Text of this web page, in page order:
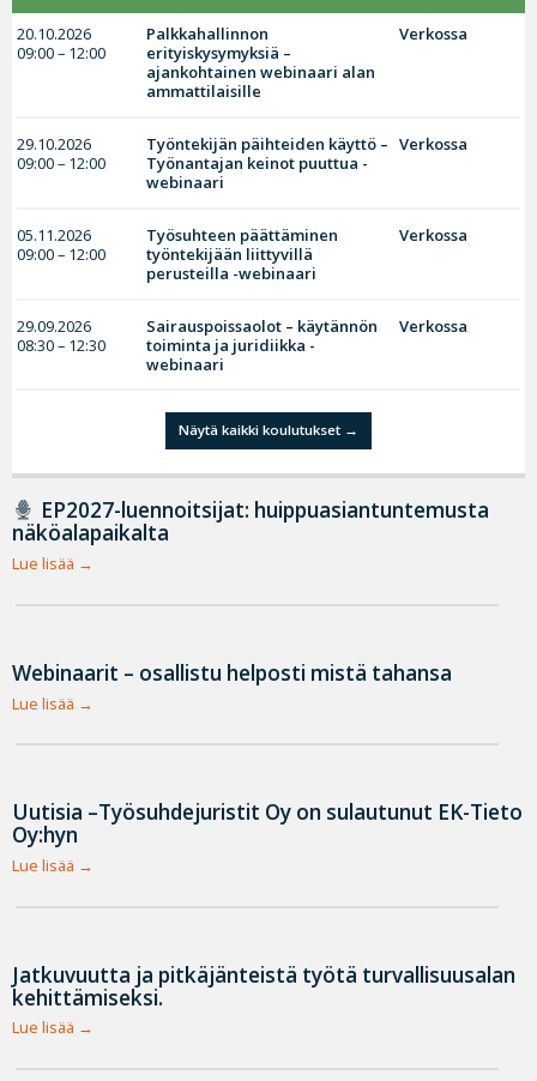
20.10.2026
09:00 – 12:00
Palkkahallinnon
erityiskysymyksiä –
ajankohtainen webinaari alan
ammattilaisille
Verkossa
29.10.2026
09:00 – 12:00
Työntekijän päihteiden käyttö –
Työnantajan keinot puuttua -
webinaari
Verkossa
05.11.2026
09:00 – 12:00
Työsuhteen päättäminen
työntekijään liittyvillä
perusteilla -webinaari
Verkossa
29.09.2026
08:30 – 12:30
Sairauspoissaolot – käytännön
toiminta ja juridiikka -
webinaari
Verkossa
Näytä kaikki koulutukset
EP2027-luennoitsijat: huippuasiantuntemusta
näköalapaikalta
Lue lisää
Webinaarit – osallistu helposti mistä tahansa
Lue lisää
Uutisia –Työsuhdejuristit Oy on sulautunut EK-Tieto
Oy:hyn
Lue lisää
Jatkuvuutta ja pitkäjänteistä työtä turvallisuusalan
kehittämiseksi.
Lue lisää